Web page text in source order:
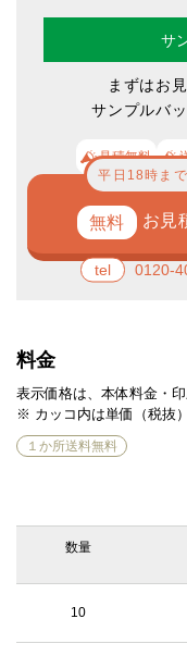
あけてデータを作成した頂
サ
まずはお
サンプルバ
見積無料
お見
平日18時ま
0120-
料金
表示価格は、本体料金・
※ カッコ内は単価（税抜）
１か所送料無料
数量
10